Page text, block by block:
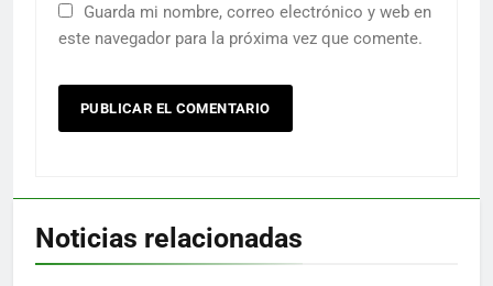
Guarda mi nombre, correo electrónico y web en
este navegador para la próxima vez que comente.
Noticias relacionadas